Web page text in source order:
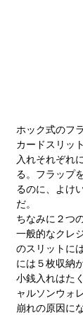
ホック式のフ
カードスリッ
入れそれぞれ
る。フラップ
るのに、よけ
だ。
ちなみに２つ
一般的なクレ
のスリットに
には５枚収納
小銭入れはた
ャルソンウォ
崩れの原因に